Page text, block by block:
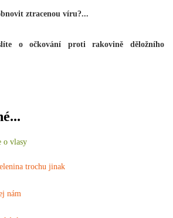
ztracenou víru?...
o očkování proti rakovině děložního
o vlasy
trochu jinak
nám